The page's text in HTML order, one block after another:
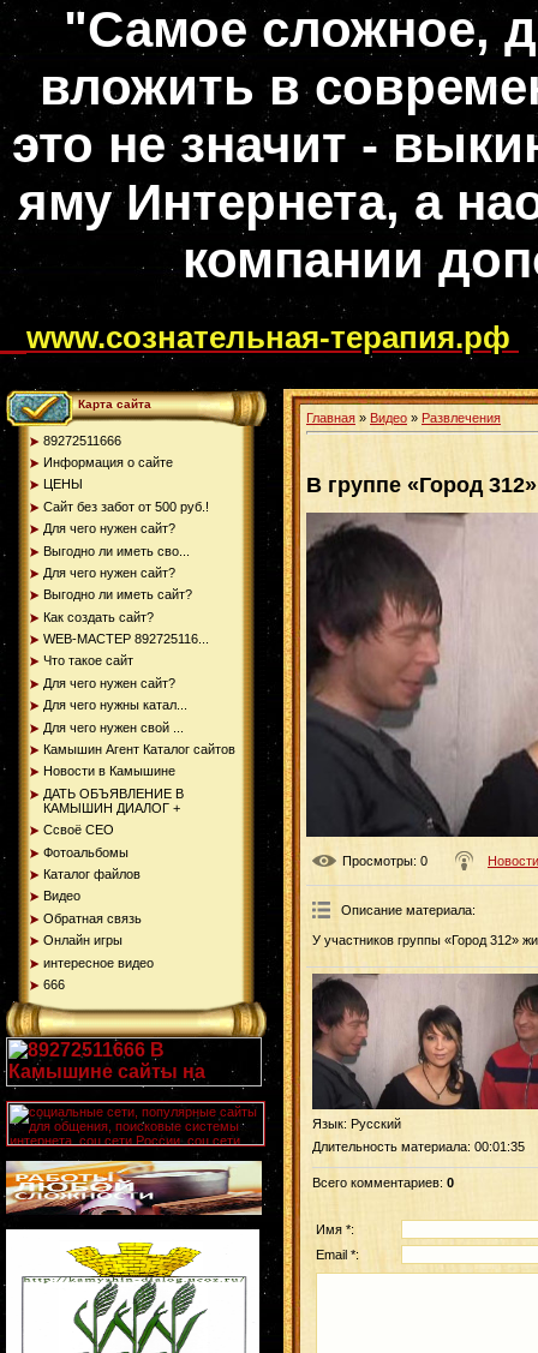
"Самое сложное,
вложить в
это не значит -
яму Интернета, а
компании
www.сознательная-терапия.рф
Карта сайта
89272511666
Информация о сайте
ЦЕНЫ
Сайт без забот от 500 руб.!
Для чего нужен сайт?
Выгодно ли иметь сво...
Для чего нужен сайт?
Выгодно ли иметь сайт?
Как создать сайт?
WEB-МАСТЕР 892725116...
Что такое сайт
Для чего нужен сайт?
Для чего нужны катал...
Для чего нужен свой ...
Камышин Агент Каталог сайтов
Новости в Камышине
ДАТЬ ОБЪЯВЛЕНИЕ В
КАМЫШИН ДИАЛОГ +
Ссвоё СЕО
Фотоальбомы
Каталог файлов
Видео
Обратная связь
Онлайн игры
интересное видео
666
Главная » Видео » Развлечения
В группе «Город
Просмотры: 0
Описание материала:
У участников группы «Город 312»
Язык: Русский
Длительность материала: 00:01:35
Всего комментариев: 0
Имя *:
Email *: